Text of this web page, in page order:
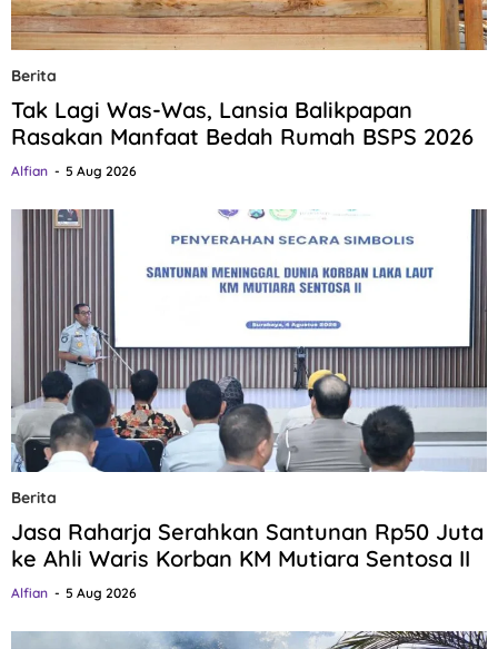
Berita
Tak Lagi Was-Was, Lansia Balikpapan
Rasakan Manfaat Bedah Rumah BSPS 2026
Alfian 5 Aug 2026
Berita
Jasa Raharja Serahkan Santunan Rp50 Juta
ke Ahli Waris Korban KM Mutiara Sentosa II
Alfian 5 Aug 2026